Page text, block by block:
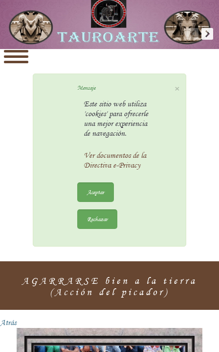
×
Mensaje
Este sitio web utiliza
'cookies' para ofrecerle
una mejor experiencia
de navegación.
Ver documentos de la
Directiva e-Privacy
Aceptar
Rechazar
AGARRARSE bien a la tierra
(Acción del picador)
Atrás